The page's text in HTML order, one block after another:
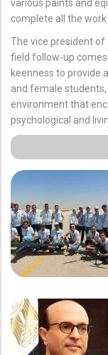
various paints and
complete all the
The vice president
field follow-up
keenness to provide
and female
environment that
psychological and